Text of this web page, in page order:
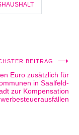
BEITRAG
Euro zusätzlich für
in Saalfeld-
zur Kompensation